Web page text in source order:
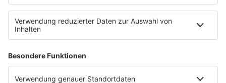
welche das sind?
mehr lesen